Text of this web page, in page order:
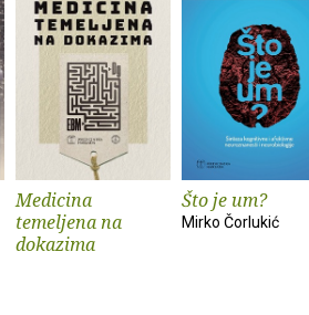
Medicina
temeljena na
dokazima
Što je um?
Mirko Čorlukić